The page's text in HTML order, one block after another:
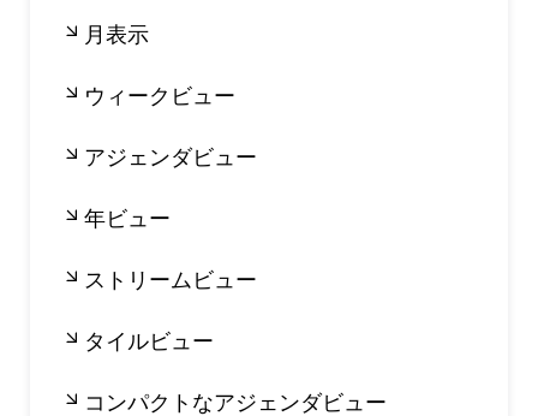
月表示
ウィークビュー
アジェンダビュー
年ビュー
ストリームビュー
タイルビュー
コンパクトなアジェンダビュー